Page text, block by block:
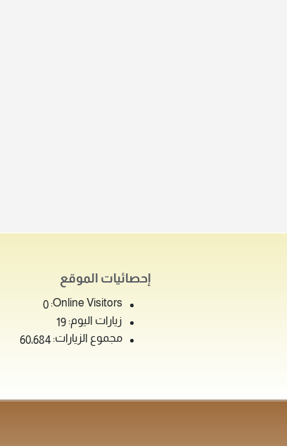
إحصائيات الموقع
Online Visitors:
0
زيارات اليوم: 19
مجموع الزيارات: 60٬684